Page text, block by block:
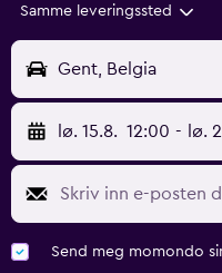
Samme leveringssted
Gent, Belgia
lø. 15.8. 12:00 - lø.
Send meg momondo